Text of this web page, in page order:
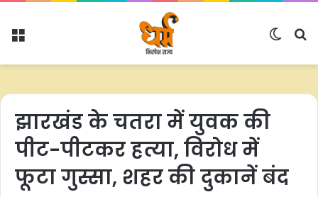
Menu
Switch
झारखंड के चतरा में युवक की
पीट-पीटकर हत्या, विरोध में
फूटा गुस्सा, शहर की दुकानें बंद